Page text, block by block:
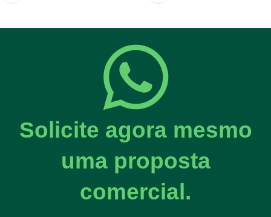
Solicite agora mesmo
uma proposta
comercial.